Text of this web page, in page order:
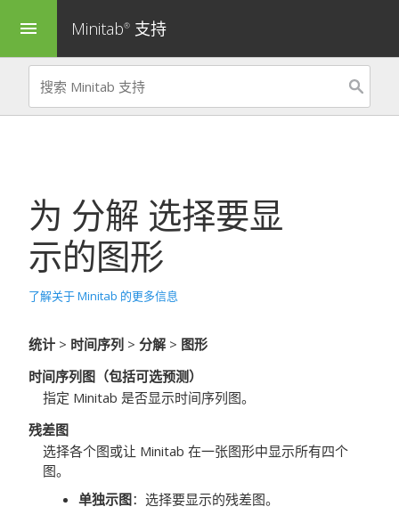
menu Minitab® 支持
为 分解 选择要显
示的图形
了解关于 Minitab 的更多信息
统计 > 时间序列 > 分解 > 图形
时间序列图（包括可选预测）
指定 Minitab 是否显示时间序列图。
残差图
选择各个图或让 Minitab 在一张图形中显示所有四个
图。
单独示图：选择要显示的残差图。